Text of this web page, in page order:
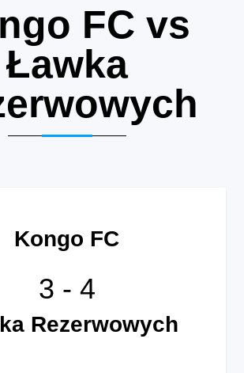
FC vs
Ławka
Kongo FC
Rezerwowych
3 - 4